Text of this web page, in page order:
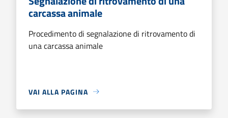
carcassa animale
Procedimento di segnalazione di ritrovamento di
una carcassa animale
VAI ALLA PAGINA